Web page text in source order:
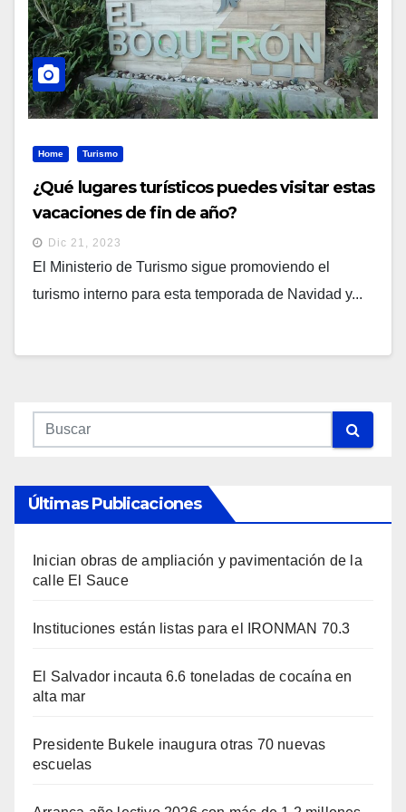
Home Turismo
¿Qué lugares turísticos puedes visitar estas
vacaciones de fin de año?
Dic 21, 2023
El Ministerio de Turismo sigue promoviendo el
turismo interno para esta temporada de Navidad y...
Últimas Publicaciones
Inician obras de ampliación y pavimentación de la
calle El Sauce
Instituciones están listas para el IRONMAN 70.3
El Salvador incauta 6.6 toneladas de cocaína en
alta mar
Presidente Bukele inaugura otras 70 nuevas
escuelas